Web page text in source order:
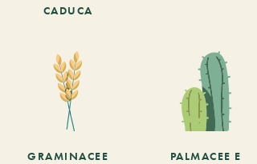
CADUCA
GRAMINACEE
PALMACEE E